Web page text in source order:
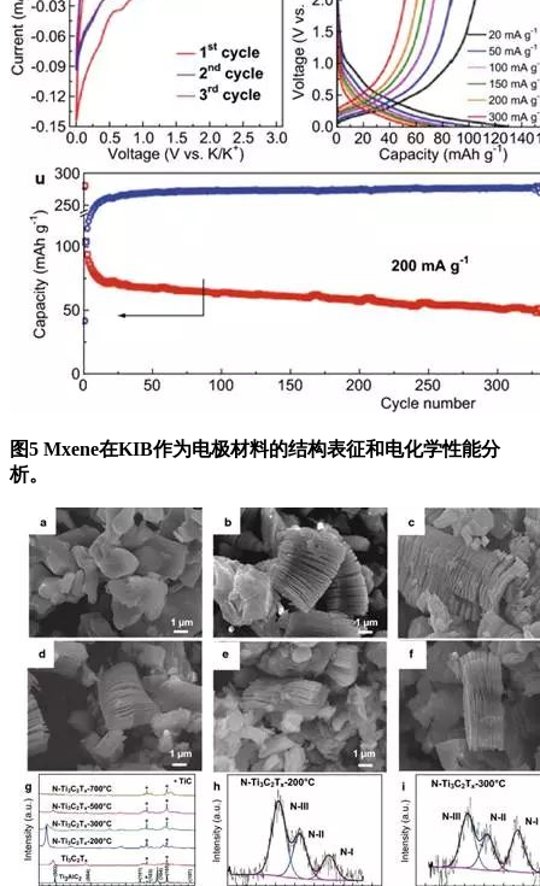
图5 Mxene在KIB作为电极材料的结构表征和电化学性能分
析。